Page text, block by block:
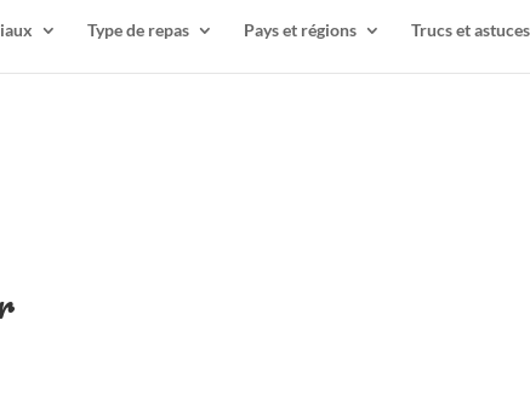
Type de repas Pays et régions Trucs et astuces